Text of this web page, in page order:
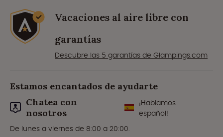
Vacaciones al aire libre con
garantías
Descubre las 5 garantías de Glampings.com
Estamos encantados de ayudarte
Chatea con
nosotros
¡Hablamos
español!
De lunes a viernes de 8:00 a 20:00.